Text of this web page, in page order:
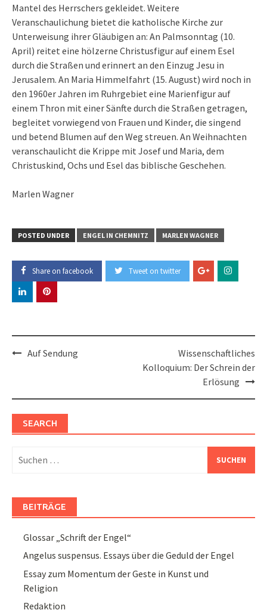
Mantel des Herrschers gekleidet. Weitere
Veranschaulichung bietet die katholische Kirche zur
Unterweisung ihrer Gläubigen an: An Palmsonntag (10.
April) reitet eine hölzerne Christusfigur auf einem Esel
durch die Straßen und erinnert an den Einzug Jesu in
Jerusalem. An Maria Himmelfahrt (15. August) wird noch in
den 1960er Jahren im Ruhrgebiet eine Marienfigur auf
einem Thron mit einer Sänfte durch die Straßen getragen,
begleitet vorwiegend von Frauen und Kinder, die singend
und betend Blumen auf den Weg streuen. An Weihnachten
veranschaulicht die Krippe mit Josef und Maria, dem
Christuskind, Ochs und Esel das biblische Geschehen.
Marlen Wagner
POSTED UNDER ENGEL IN CHEMNITZ MARLEN WAGNER
Share on facebook Tweet on twitter
PostAuf Sendung
Wissenschaftliches
Kolloquium: Der Schrein der
Erlösung
SEARCH
nach:
BEITRÄGE
Glossar „Schrift der Engel“
Angelus suspensus. Essays über die Geduld der Engel
Essay zum Momentum der Geste in Kunst und
Religion
Redaktion